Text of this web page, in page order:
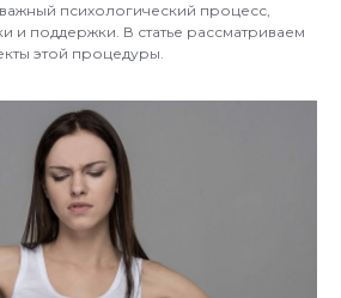
психологический процесс,
и поддержки. В статье рассматриваем
этой процедуры.